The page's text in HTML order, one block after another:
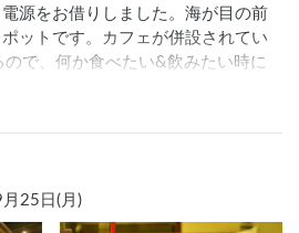
源をお借りしました。海が目の前
ットです。カフェが併設されてい
で、何か食べたい&飲みたい時に
です。満月の時期で日が落ちて色
トです。
25日(月)